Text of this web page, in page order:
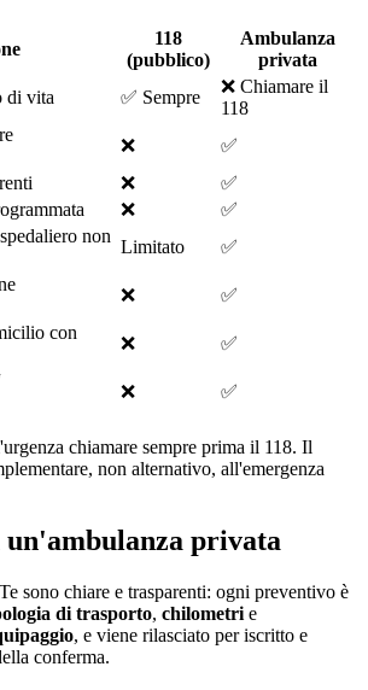
118
(pubblico)
Ambulanza
privata
di vita
✅ Sempre
❌ Chiamare il
118
❌
✅
❌
✅
❌
✅
non
Limitato
✅
❌
✅
con
❌
✅
❌ ✅
chiamare sempre prima il 118. Il
non alternativo, all'emergenza
un'ambulanza privata
sono chiare e trasparenti: ogni preventivo è
di trasporto, chilometri e
, e viene rilasciato per iscritto e
conferma.